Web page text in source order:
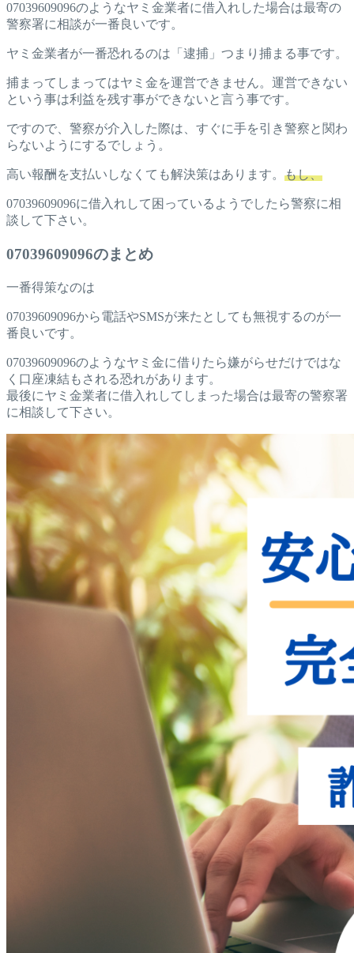
07039609096のようなヤミ金業者に借入れした場合は最寄の
警察署に相談が一番良いです。
ヤミ金業者が一番恐れるのは「逮捕」つまり捕まる事です。
捕まってしまってはヤミ金を運営できません。運営できない
という事は利益を残す事ができないと言う事です。
ですので、警察が介入した際は、すぐに手を引き警察と関わ
らないようにするでしょう。
高い報酬を支払いしなくても解決策はあります。 もし、
07039609096に借入れして困っているようでしたら警察に相
談して下さい。
07039609096のまとめ
一番得策なのは
07039609096から電話やSMSが来たとしても無視するのが一
番良いです。
07039609096のようなヤミ金に借りたら嫌がらせだけではな
く口座凍結もされる恐れがあります。
最後にヤミ金業者に借入れしてしまった場合は最寄の警察署
に相談して下さい。